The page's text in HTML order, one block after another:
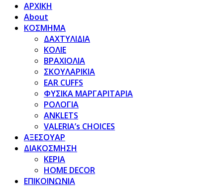
ΑΡΧΙΚΗ
About
ΚΟΣΜΗΜΑ
ΔΑΧΤΥΛΙΔΙΑ
ΚΟΛΙΕ
ΒΡΑΧΙΟΛΙΑ
ΣΚΟΥΛΑΡΙΚΙΑ
EAR CUFFS
ΦΥΣΙΚΑ ΜΑΡΓΑΡΙΤΑΡΙΑ
ΡΟΛΟΓΙΑ
ANKLETS
VALERIA’s CHOICES
ΑΞΕΣΟΥΑΡ
ΔΙΑΚΟΣΜΗΣΗ
ΚΕΡΙΑ
HOME DECOR
ΕΠΙΚΟΙΝΩΝΙΑ